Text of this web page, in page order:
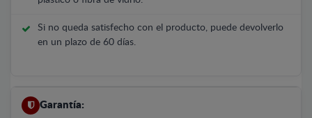
Si no queda satisfecho con el producto, puede devolverlo
en un plazo de 60 días.
Garantía: